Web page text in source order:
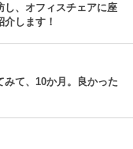
し、オフィスチェアに座
します！
みて、10か月。良かった